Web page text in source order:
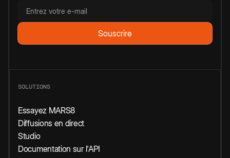
SOLUTIONS
Essayez MARS8
Diffusions en direct
Studio
Documentation sur l'API